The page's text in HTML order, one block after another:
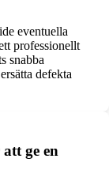
eventuella
professionellt
snabba
defekta
ge en